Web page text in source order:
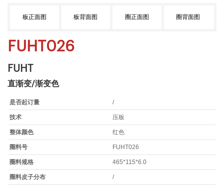
板正面图 板背面图 圈正面图 圈背面图
FUHT026
FUHT
直渐变/渐变色
是否起订量 /
技术 压板
整体颜色 红色
圈料号 FUHT026
圈料规格 465*115*6.0
圈料皮子分布 /